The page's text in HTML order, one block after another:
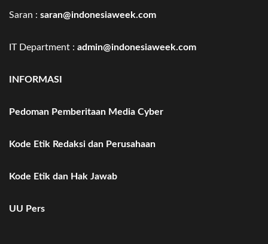
Saran : saran@indonesiaweek.com
IT Department : admin@indonesiaweek.com
INFORMASI
Pedoman Pemberitaan Media Cyber
Kode Etik Redaksi dan Perusahaan
Kode Etik dan Hak Jawab
UU Pers